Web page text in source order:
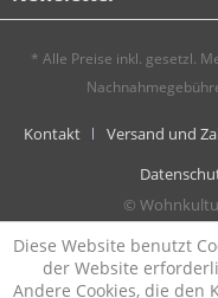
* Alle Preise inkl. gesetzl.
Kontakt Versand und
©
Diese Website benutzt
der Website
Andere Cookies, die den